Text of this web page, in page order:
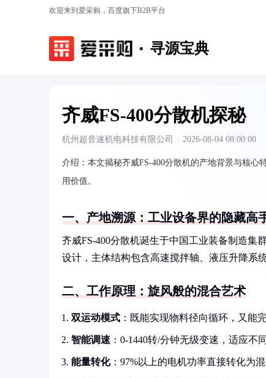
欢迎来到爱采购，百度旗下B2B平台
寻源宝典
齐威FS-400分散机探秘
杭州超音速机电科技有限公司 · 2026-08-04 08:00:00
介绍： 本文揭秘齐威FS-400分散机的产地背景与核
用价值。
一、产地溯源：工业设备界的隐藏高
齐威FS-400分散机诞生于中国工业装备制造集
设计，主体结构包含高速搅拌轴、液压升降系
二、工作原理：旋风般的混合艺术
双运动模式 ：既能实现物料径向循环，又能
智能调速 ：0-1440转/分钟无级变速，适应不
能量转化：97%以上的电机功率直接转化为